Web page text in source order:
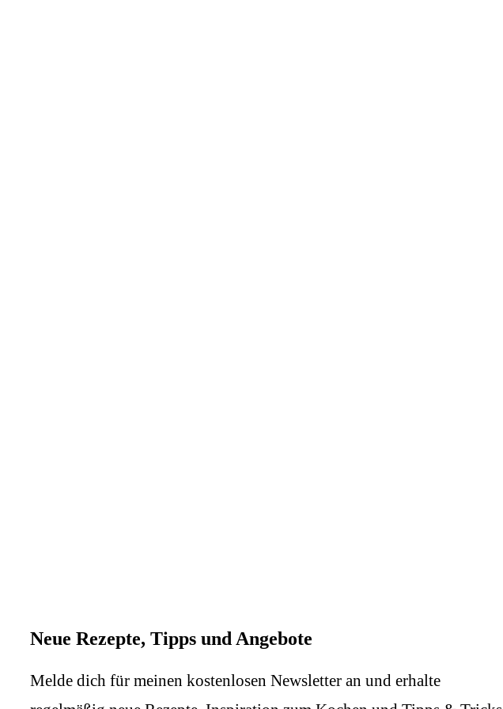
Neue Rezepte, Tipps und Angebote
Melde dich für meinen kostenlosen Newsletter an und erhalte